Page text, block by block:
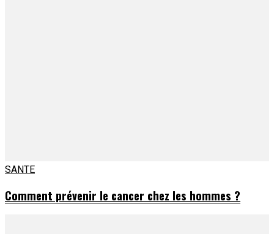
SANTE
Comment prévenir le cancer chez les hommes ?